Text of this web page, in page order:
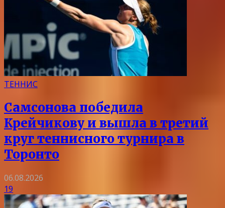
ТЕННИС
Самсонова победила
Крейчикову и вышла в третий
круг теннисного турнира в
Торонто
06.08.2026
19